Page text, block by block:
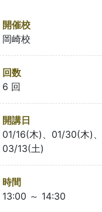
開催校
岡崎校
回数
6 回
開講日
01/16(木)、01/30(木)
03/13(土)
時間
13:00 ～ 14:30